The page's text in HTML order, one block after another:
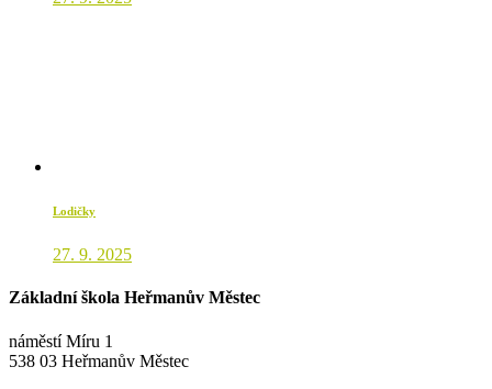
Lodičky
27. 9. 2025
Základní škola Heřmanův Městec
náměstí Míru 1
538 03 Heřmanův Městec